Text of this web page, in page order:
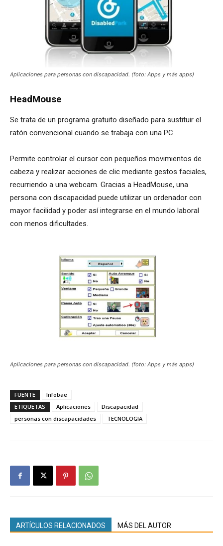
Aplicaciones para personas con discapacidad. (foto: Apps y más apps)
HeadMouse
Se trata de un programa gratuito diseñado para sustituir el
ratón convencional cuando se trabaja con una PC.
Permite controlar el cursor con pequeños movimientos de
cabeza y realizar acciones de clic mediante gestos faciales,
recurriendo a una webcam. Gracias a HeadMouse, una
persona con discapacidad puede utilizar un ordenador con
mayor facilidad y poder así integrarse en el mundo laboral
con menos dificultades.
Aplicaciones para personas con discapacidad. (foto: Apps y más apps)
FUENTE
Infobae
ETIQUETAS
Aplicaciones
Discapacidad
personas con discapacidades
TECNOLOGIA
ARTÍCULOS RELACIONADOS MÁS DEL AUTOR